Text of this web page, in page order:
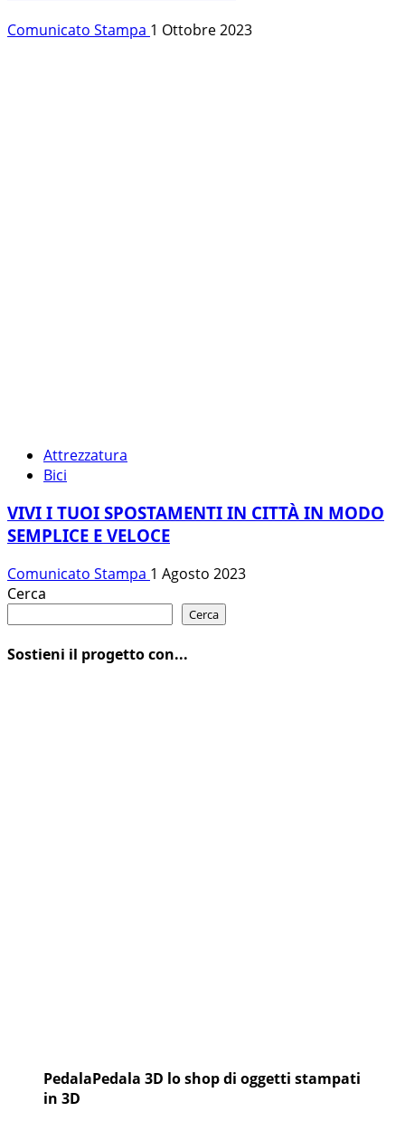
Comunicato Stampa 1 Ottobre 2023
Attrezzatura
Bici
VIVI I TUOI SPOSTAMENTI IN CITTÀ IN MODO
SEMPLICE E VELOCE
Comunicato Stampa 1 Agosto 2023
Cerca
Cerca
Sostieni il progetto con...
PedalaPedala 3D lo shop di oggetti stampati
in 3D